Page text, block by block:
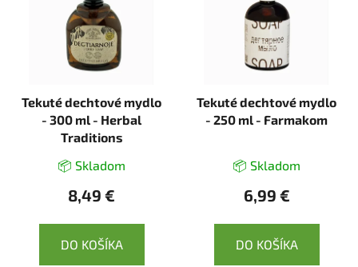
Tekuté dechtové mydlo
- 300 ml - Herbal
Traditions
📦 Skladom
8,49 €
DO KOŠÍKA
Tekuté dechtové mydlo
- 250 ml - Farmakom
📦 Skladom
6,99 €
DO KOŠÍKA